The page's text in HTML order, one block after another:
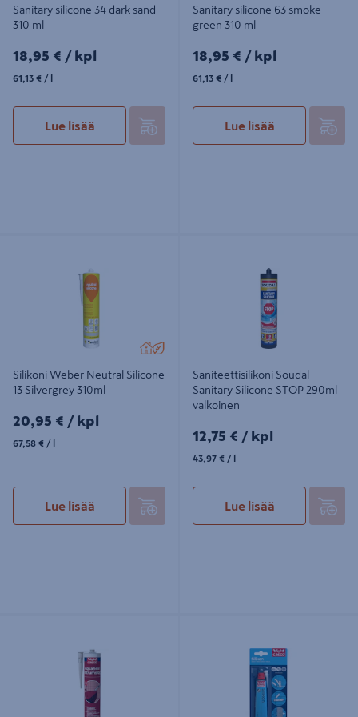
Sanitary silicone 34 dark sand
310 ml
18,95€/kpl
18,95 € / kpl
61,13€/l
61,13 € / l
Lue lisää
Sanitary silicone 63 smoke
green 310 ml
18,95€/kpl
18,95 € / kpl
61,13€/l
61,13 € / l
Lue lisää
Silikoni Weber Neutral Silicone
13 Silvergrey 310ml
20,95€/kpl
20,95 € / kpl
67,58 € / l
Lue lisää
Saniteettisilikoni Soudal
Sanitary Silicone STOP 290ml
valkoinen
12,75€/kpl
12,75 € / kpl
43,97 € / l
Lue lisää